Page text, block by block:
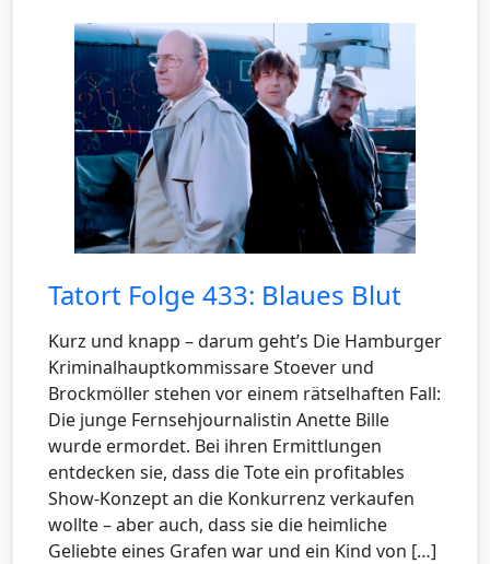
Tatort Folge 433: Blaues Blut
Kurz und knapp – darum geht’s Die Hamburger
Kriminalhauptkommissare Stoever und
Brockmöller stehen vor einem rätselhaften Fall:
Die junge Fernsehjournalistin Anette Bille
wurde ermordet. Bei ihren Ermittlungen
entdecken sie, dass die Tote ein profitables
Show-Konzept an die Konkurrenz verkaufen
wollte – aber auch, dass sie die heimliche
Geliebte eines Grafen war und ein Kind von […]